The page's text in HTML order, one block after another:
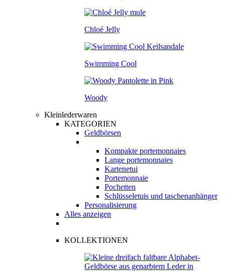
Chloé Jelly
Swimming Cool
Woody
Kleinlederwaren
KATEGORIEN
Geldbörsen
Kompakte portemonnaies
Lange portemonnaies
Kartenetui
Portemonnaie
Pochetten
Schlüsseletuis und taschenanhänger
Personalisierung
Alles anzeigen
KOLLEKTIONEN